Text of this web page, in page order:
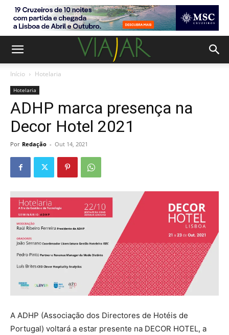
Início Hotelaria
Hotelaria
ADHP marca presença na
Decor Hotel 2021
Por Redação - Out 14, 2021
A ADHP (Associação dos Directores de Hotéis de
Portugal) voltará a estar presente na DECOR HOTEL, a